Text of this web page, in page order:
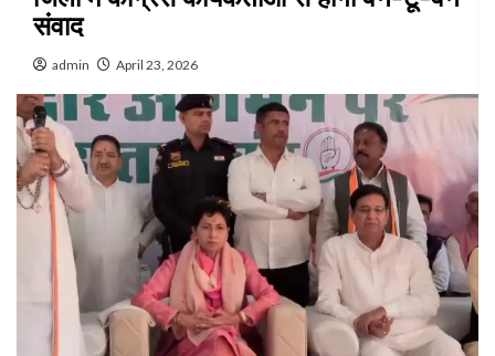
संवाद
admin April 23, 2026